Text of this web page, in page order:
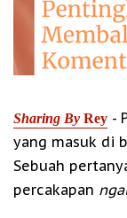
Sharing By Rey -
yang masuk di
Sebuah
percakapan